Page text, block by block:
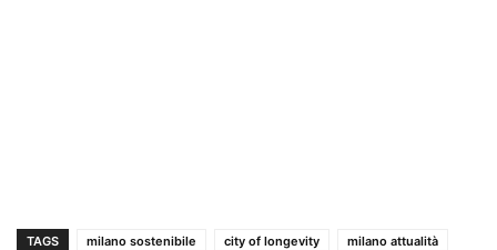
TAGS milano sostenibile city of longevity
milano attualità